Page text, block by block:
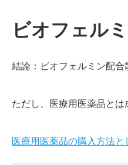
ビオフェル
結論：ビオフェルミン配合
ただし、医療用医薬品とは
医療用医薬品の購入方法と